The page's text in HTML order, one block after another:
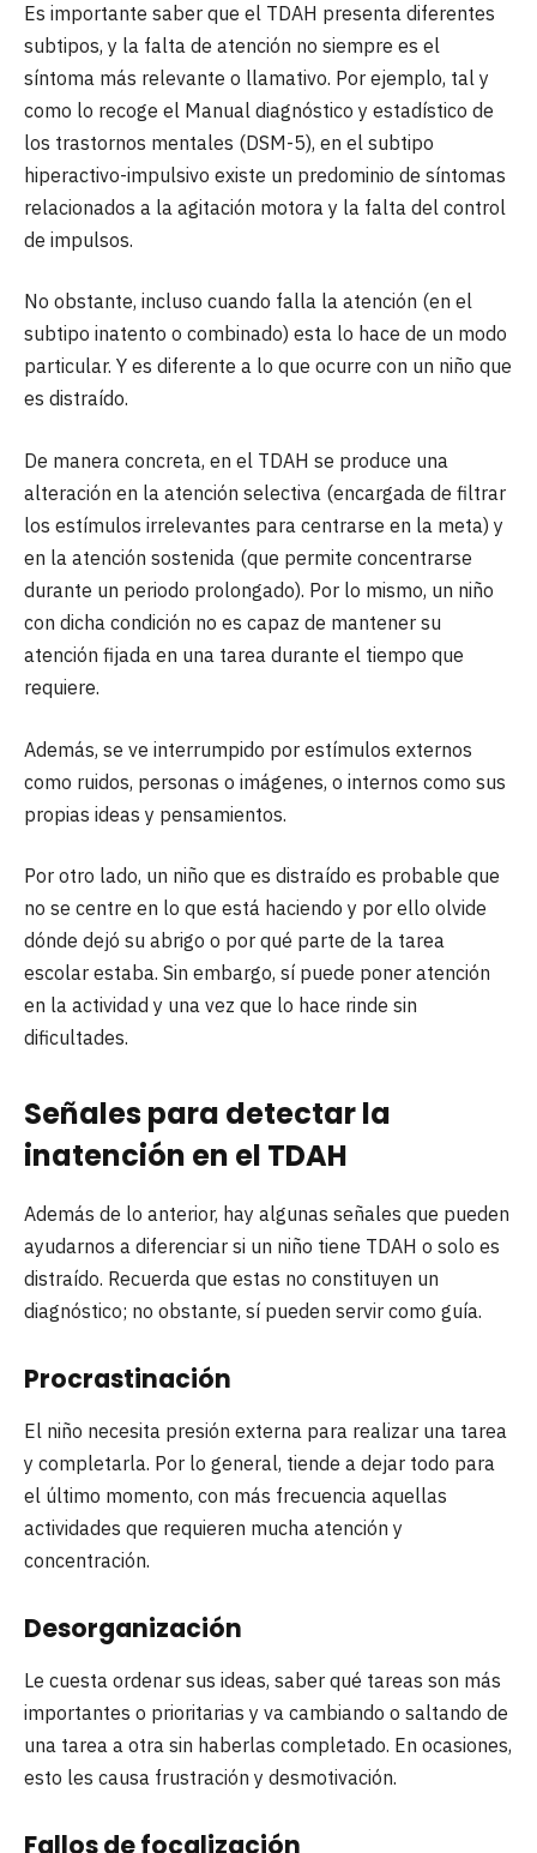
Es importante saber que el TDAH presenta diferentes
subtipos, y la falta de atención no siempre es el
síntoma más relevante o llamativo. Por ejemplo, tal y
como lo recoge el Manual diagnóstico y estadístico de
los trastornos mentales (DSM-5), en el subtipo
hiperactivo-impulsivo existe un predominio de síntomas
relacionados a la agitación motora y la falta del control
de impulsos.
No obstante, incluso cuando falla la atención (en el
subtipo inatento o combinado) esta lo hace de un modo
particular. Y es diferente a lo que ocurre con un niño que
es distraído.
De manera concreta, en el TDAH se produce una
alteración en la atención selectiva (encargada de filtrar
los estímulos irrelevantes para centrarse en la meta) y
en la atención sostenida (que permite concentrarse
durante un periodo prolongado). Por lo mismo, un niño
con dicha condición no es capaz de mantener su
atención fijada en una tarea durante el tiempo que
requiere.
Además, se ve interrumpido por estímulos externos
como ruidos, personas o imágenes, o internos como sus
propias ideas y pensamientos.
Por otro lado, un niño que es distraído es probable que
no se centre en lo que está haciendo y por ello olvide
dónde dejó su abrigo o por qué parte de la tarea
escolar estaba. Sin embargo, sí puede poner atención
en la actividad y una vez que lo hace rinde sin
dificultades.
Señales para detectar la
inatención en el TDAH
Además de lo anterior, hay algunas señales que pueden
ayudarnos a diferenciar si un niño tiene TDAH o solo es
distraído. Recuerda que estas no constituyen un
diagnóstico; no obstante, sí pueden servir como guía.
Procrastinación
El niño necesita presión externa para realizar una tarea
y completarla. Por lo general, tiende a dejar todo para
el último momento, con más frecuencia aquellas
actividades que requieren mucha atención y
concentración.
Desorganización
Le cuesta ordenar sus ideas, saber qué tareas son más
importantes o prioritarias y va cambiando o saltando de
una tarea a otra sin haberlas completado. En ocasiones,
esto les causa frustración y desmotivación.
Fallos de focalización